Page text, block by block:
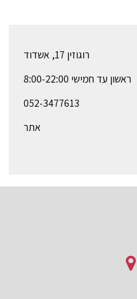
רוגוזין 17, אשדוד
ראשון עד חמישי 8:00-22:00
052-3477613
אתר